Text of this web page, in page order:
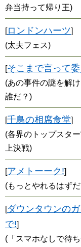
弁当持って帰り王)
[ロンドンハーツ]
(太夫フェス)
[そこまで言って
(あの事件の謎を解
誰だ？)
[千鳥の相席食堂]
(各界のトップスタ
上決戦)
[アメトーーク!]
(もっとやれるはず
[ダウンタウンの
で!]
(「スマホなしで待